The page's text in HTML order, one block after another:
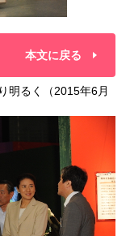
本文に戻る
明るく（2015年6月